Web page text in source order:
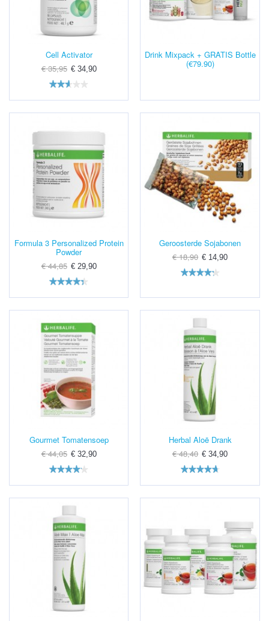
Cell Activator
€ 35,95 € 34,90
Drink Mixpack + GRATIS Bottle
(€79.90)
Formula 3 Personalized Protein
Powder
€ 44,85 € 29,90
Geroosterde Sojabonen
€ 18,90 € 14,90
Gourmet Tomatensoep
€ 44,05 € 32,90
Herbal Aloë Drank
€ 48,40 € 34,90